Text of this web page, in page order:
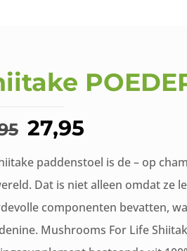
was:
€35,95.
27,95
is:
€27,95.
paddenstoel is de – op
Dat is niet alleen omdat ze
componenten bevatten,
Mushrooms For Life